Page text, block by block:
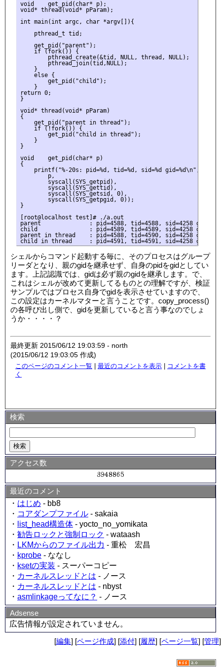
void    get_pid(char* p);
void* thread(void* pParam);
int main(int argc, char *argv[]){
    pthread_t tid;
    get_pid("parent");
    if (fork()) {
        pthread_create(&tid, NULL, thread, NULL);
        pthread_join(tid,NULL);
    }
    else {
        get_pid("child");
    }
return 0;
}
void* thread(void* pParam)
{
    get_pid("parent in thread");
    if (!fork()) {
        get_pid("child in thread");
    }
}
void    get_pid(char* p)
{
    printf("%-20s: pid=%d, tid=%d, sid=%d gid=%d\n",
        p,
        syscall(SYS_getpid),
        syscall(SYS_gettid),
        syscall(SYS_getsid, 0),
        syscall(SYS_getpgid, 0));
}
[root@localhost test]# ./a.out
parent              : pid=4588, tid=4588, sid=4258
child               : pid=4589, tid=4589, sid=4258
parent in thread    : pid=4588, tid=4590, sid=4258
シェルからコマンド起動する毎に、そのプロセスはグループ
リーダとなり、親のgidを継承せず、自身のpidをgidとしてい
ます。上記認識では、gidは必ず親のgidを継承します。で、
これはシェルが改めて更新してるものとの理解ですが、検証
サンプルではプロセス自身でgidを表示させていますので、
この設定はカーネルマターと言うことです。copy_process()
の各呼び出し側で、gidを更新していると言う事なのでしょ
うか・・・・？
最終更新 2015/06/12 19:03:59 - north
(2015/06/12 19:03:05 作成)
このページのコメント一覧 最近のコメントを表示
コメントを書
く
検索
アクセス数
最近のコメント
・ はじめ - bb8
・ コアダンプファイル - sakaia
・
list_head構造体 - yocto_no_yomikata
・ 勧告ロックと強制ロック - wataash
・ LKMからのファイル出力 - 重松 宏昌
・ kprobe - ななし
・ ksetの実装 - スーパーコピー
・ カーネルスレッドとは - ノース
・ カーネルスレッドとは - nbyst
・ asmlinkageってなに？ - ノース
Adsense
広告情報が設定されていません。
[編集] [ページ作成] [添付] [履歴] [ページ一覧] [管理]